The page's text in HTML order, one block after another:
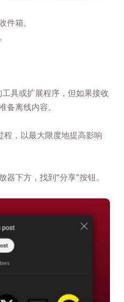
件箱。
工具或扩展程序，但如果接收
备离线内容。
，以最大限度地提高影响
下方，找到“分享”按钮。
🔔